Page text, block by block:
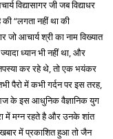
विद्यासागर जी जब विद्याधर
की “लगता नहीं था की
जो आचार्य श्री का नाम विख्यात
ध्यान भी नहीं था, और
कर रहे थे, तो एक भयंकर
पैरो में कभी गर्दन पर इस तरह,
के इस आधुनिक वैज्ञानिक युग
में मग्न रहते है और उनके शांत
में प्रकाशित हुआ तो जैन